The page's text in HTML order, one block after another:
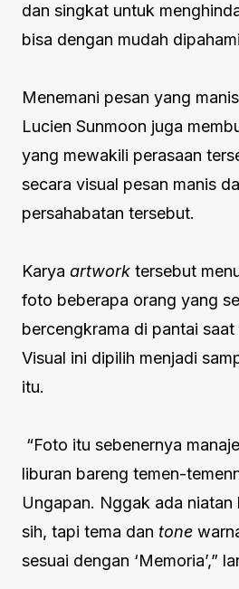
dan singkat untuk
bisa dengan mudah
Menemani pesan yang
Lucien Sunmoon juga
yang mewakili perasaan
secara visual pesan manis
persahabatan tersebut.
Karya artwork tersebut
foto beberapa orang yang
bercengkrama di pantai saat
Visual ini dipilih menjadi
itu.
“Foto itu sebenernya
liburan bareng temen-
Ungapan. Nggak ada niatan
sih, tapi tema dan tone
sesuai dengan ‘Memoria’,”